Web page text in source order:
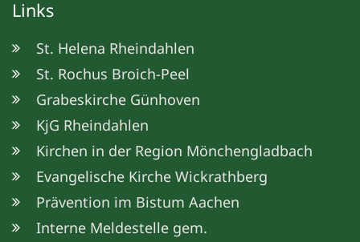
Links
St. Helena Rheindahlen
St. Rochus Broich-Peel
Grabeskirche Günhoven
KjG Rheindahlen
Kirchen in der Region Mönchengladbach
Evangelische Kirche Wickrathberg
Prävention im Bistum Aachen
Interne Meldestelle gem.